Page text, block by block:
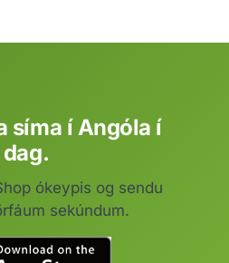
síma í Angóla í
dag.
ókeypis og sendu
sekúndum.